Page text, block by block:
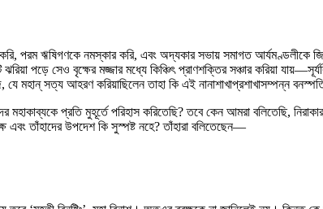
ঋষিগণকে নমস্কার করি, এবং অদ্যকার সভায় সমাগত আর্যমণ্ডলীকে
পড়ে সেও বৃক্ষের মজ্জার মধ্যে কিঞ্চিৎ প্রাণশক্তির সঞ্চার করিয়া
মহান্‌ সত্য আহরণ করিয়াছিলেন তাহা কি এই নানাশাখাপ্রশাখাসম্পন্ন
মহাকাব্যকে প্রতি মুহূর্তে পরিহাস করিতেছি? তবে কেন আমরা বলিতেছি,
এবং তাঁহাদের উপদেশ কি সুস্পষ্ট নহে? তাঁহারা বলিতেছেন—